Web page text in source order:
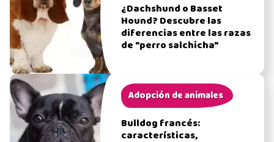
¿Dachshund o Basset
Hound? Descubre las
diferencias entre las razas
de "perro salchicha"
Adopción de animales
Bulldog francés:
características,